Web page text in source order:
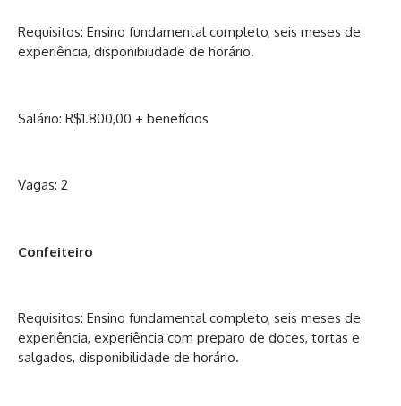
Requisitos: Ensino fundamental completo, seis meses de
experiência, disponibilidade de horário.
Salário: R$1.800,00 + benefícios
Vagas: 2
Confeiteiro
Requisitos: Ensino fundamental completo, seis meses de
experiência, experiência com preparo de doces, tortas e
salgados, disponibilidade de horário.